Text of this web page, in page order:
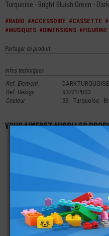
Turquoise - Bright Bluish Green -
#RADIO #ACCESSOIRE #CASSETTE
#MUSIQUES #DIMENSIONS #FIGURINE
Partager ce produit
Infos techniques
Ref. Element
DARKTURQUOISE
Ref. Design
93221PB03
Couleur
39 - Turquoise -
Vous aimerez aussi les
LEGO® ACCESSOIRE
BRISE 3X6X1
0,99€
AVEC
LEGO® ACCESSOIRE